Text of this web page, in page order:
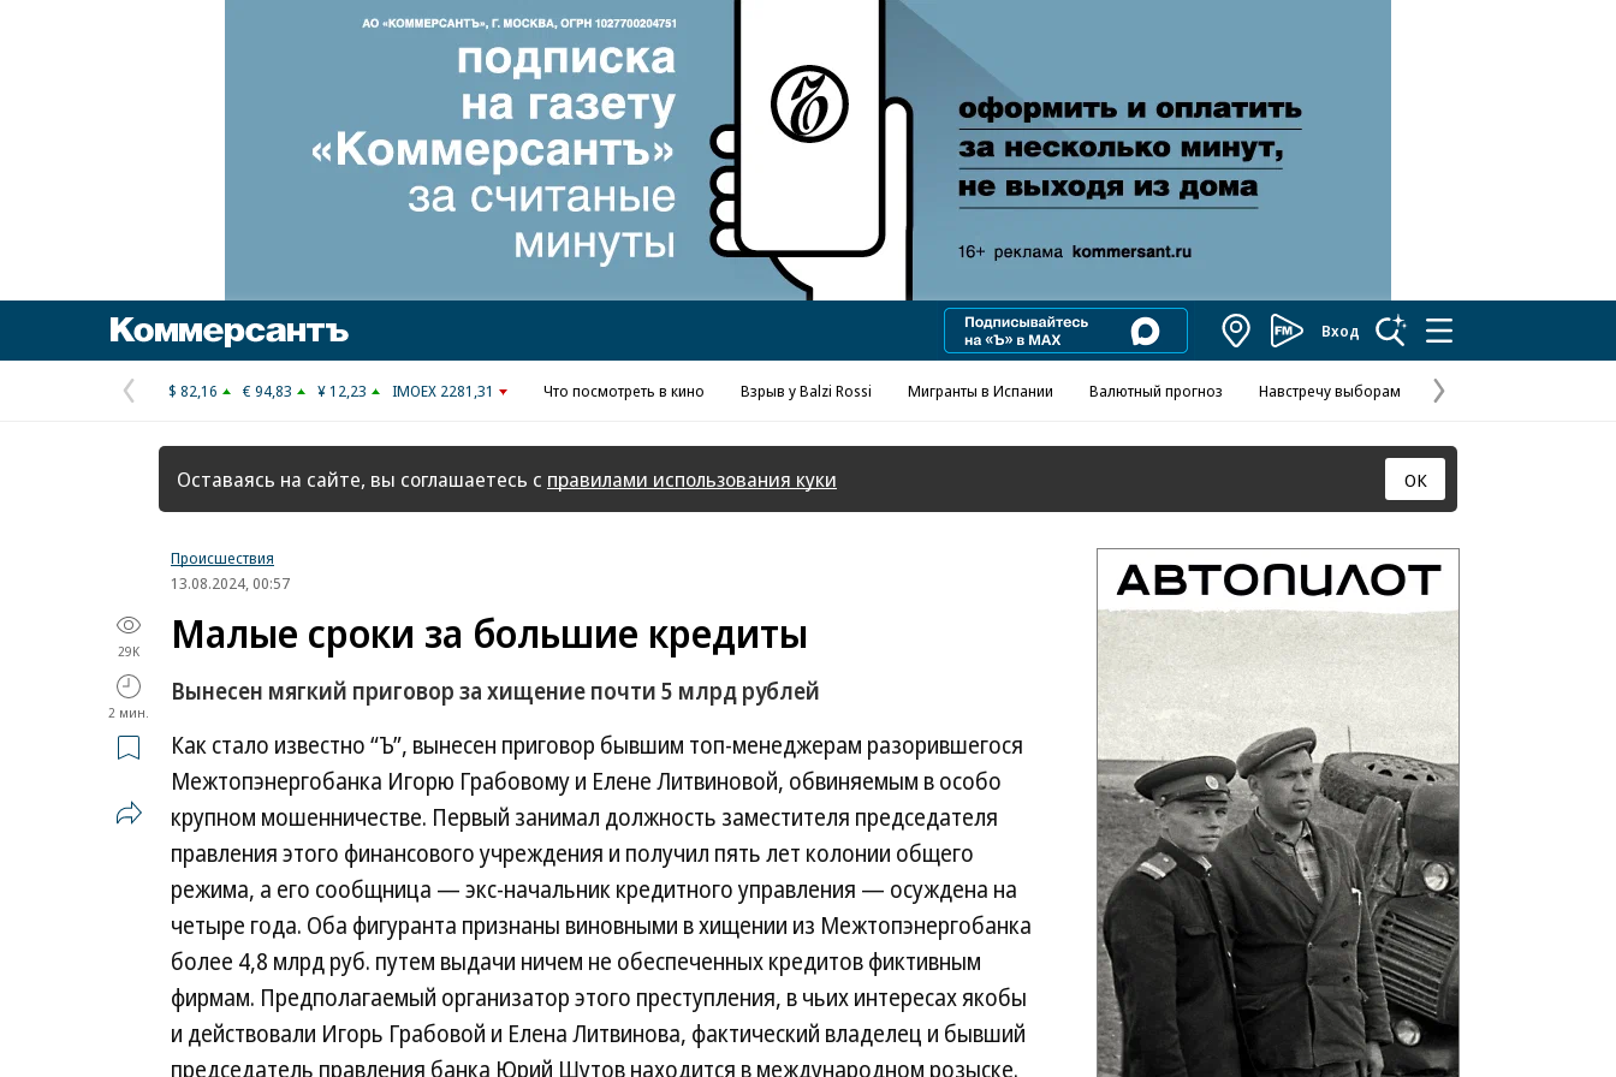
Реклама в «Ъ» www.kommersant.ru/ad
КоммерсантъВход
Предыдущая
страница
$ 82,16 € 94,83 ¥ 12,23 IMOEX 2281,31 Что посмотреть в кино Взрыв у Balzi Rossi Мигранты в Испании Валютный прогноз Навстречу выборам
Следующая
страница
Оставаясь на сайте, вы соглашаетесь с правилами использования куки ОК
Происшествия
13.08.2024, 00:57
29K
2 мин.
Малые сроки за большие кредиты
Вынесен мягкий приговор за хищение почти 5 млрд рублей
Как стало известно “Ъ”, вынесен приговор бывшим топ-менеджерам разорившегося
Межтопэнергобанка Игорю Грабовому и Елене Литвиновой, обвиняемым в особо
крупном мошенничестве. Первый занимал должность заместителя председателя
правления этого финансового учреждения и получил пять лет колонии общего
режима, а его сообщница — экс-начальник кредитного управления — осуждена на
четыре года. Оба фигуранта признаны виновными в хищении из Межтопэнергобанка
более 4,8 млрд руб. путем выдачи ничем не обеспеченных кредитов фиктивным
фирмам. Предполагаемый организатор этого преступления, в чьих интересах якобы
и действовали Игорь Грабовой и Елена Литвинова, фактический владелец и бывший
председатель правления банка Юрий Шутов находится в международном розыске.